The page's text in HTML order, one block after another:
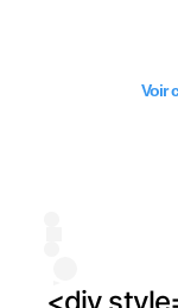
Voir
<div